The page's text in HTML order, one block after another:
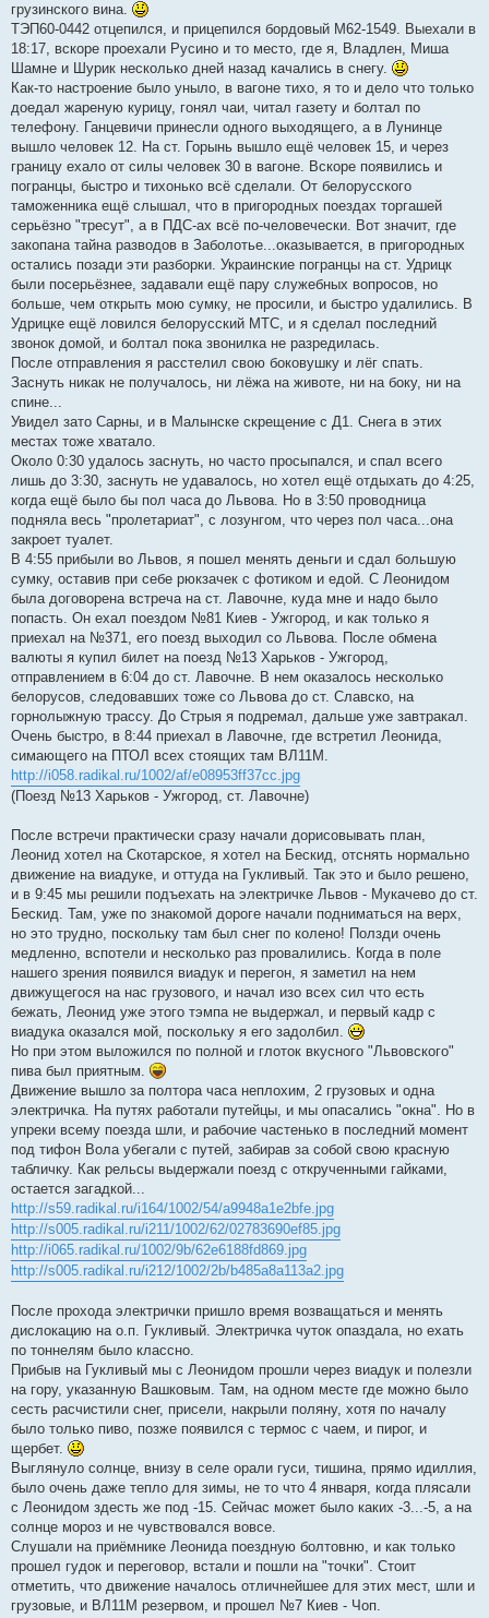
грузинского вина.
ТЭП60-0442 отцепился, и прицепился бордовый М62-1549. Выехали в
18:17, вскоре проехали Русино и то место, где я, Владлен, Миша
Шамне и Шурик несколько дней назад качались в снегу.
Как-то настроение было уныло, в вагоне тихо, я то и дело что только
доедал жареную курицу, гонял чаи, читал газету и болтал по
телефону. Ганцевичи принесли одного выходящего, а в Лунинце
вышло человек 12. На ст. Горынь вышло ещё человек 15, и через
границу ехало от силы человек 30 в вагоне. Вскоре появились и
погранцы, быстро и тихонько всё сделали. От белорусского
таможенника ещё слышал, что в пригородных поездах торгашей
серьёзно "тресут", а в ПДС-ах всё по-человечески. Вот значит, где
закопана тайна разводов в Заболотье...оказывается, в пригородных
остались позади эти разборки. Украинские погранцы на ст. Удрицк
были посерьёзнее, задавали ещё пару служебных вопросов, но
больше, чем открыть мою сумку, не просили, и быстро удалились. В
Удрицке ещё ловился белорусский МТС, и я сделал последний
звонок домой, и болтал пока звонилка не разредилась.
После отправления я расстелил свою боковушку и лёг спать.
Заснуть никак не получалось, ни лёжа на животе, ни на боку, ни на
спине...
Увидел зато Сарны, и в Малынске скрещение с Д1. Снега в этих
местах тоже хватало.
Около 0:30 удалось заснуть, но часто просыпался, и спал всего
лишь до 3:30, заснуть не удавалось, но хотел ещё отдыхать до 4:25,
когда ещё было бы пол часа до Львова. Но в 3:50 проводница
подняла весь "пролетариат", с лозунгом, что через пол часа...она
закроет туалет.
В 4:55 прибыли во Львов, я пошел менять деньги и сдал большую
сумку, оставив при себе рюкзачек с фотиком и едой. С Леонидом
была договорена встреча на ст. Лавочне, куда мне и надо было
попасть. Он ехал поездом №81 Киев - Ужгород, и как только я
приехал на №371, его поезд выходил со Львова. После обмена
валюты я купил билет на поезд №13 Харьков - Ужгород,
отправлением в 6:04 до ст. Лавочне. В нем оказалось несколько
белорусов, следовавших тоже со Львова до ст. Славско, на
горнолыжную трассу. До Стрыя я подремал, дальше уже завтракал.
Очень быстро, в 8:44 приехал в Лавочне, где встретил Леонида,
симающего на ПТОЛ всех стоящих там ВЛ11М.
http://i058.radikal.ru/1002/af/e08953ff37cc.jpg
(Поезд №13 Харьков - Ужгород, ст. Лавочне)
После встречи практически сразу начали дорисовывать план,
Леонид хотел на Скотарское, я хотел на Бескид, отснять нормально
движение на виадуке, и оттуда на Гукливый. Так это и было решено,
и в 9:45 мы решили подъехать на электричке Львов - Мукачево до ст.
Бескид. Там, уже по знакомой дороге начали подниматься на верх,
но это трудно, поскольку там был снег по колено! Ползди очень
медленно, вспотели и несколько раз провалились. Когда в поле
нашего зрения появился виадук и перегон, я заметил на нем
движущегося на нас грузового, и начал изо всех сил что есть
бежать, Леонид уже этого тэмпа не выдержал, и первый кадр с
виадука оказался мой, поскольку я его задолбил.
Но при этом выложился по полной и глоток вкусного "Львовского"
пива был приятным.
Движение вышло за полтора часа неплохим, 2 грузовых и одна
электричка. На путях работали путейцы, и мы опасались "окна". Но в
упреки всему поезда шли, и рабочие частенько в последний момент
под тифон Вола убегали с путей, забирав за собой свою красную
табличку. Как рельсы выдержали поезд с открученными гайками,
остается загадкой...
http://s59.radikal.ru/i164/1002/54/a9948a1e2bfe.jpg
http://s005.radikal.ru/i211/1002/62/02783690ef85.jpg
http://i065.radikal.ru/1002/9b/62e6188fd869.jpg
http://s005.radikal.ru/i212/1002/2b/b485a8a113a2.jpg
После прохода электрички пришло время возващаться и менять
дислокацию на о.п. Гукливый. Электричка чуток опаздала, но ехать
по тоннелям было классно.
Прибыв на Гукливый мы с Леонидом прошли через виадук и полезли
на гору, указанную Вашковым. Там, на одном месте где можно было
сесть расчистили снег, присели, накрыли поляну, хотя по началу
было только пиво, позже появился с термос с чаем, и пирог, и
щербет.
Выглянуло солнце, внизу в селе орали гуси, тишина, прямо идиллия,
было очень даже тепло для зимы, не то что 4 января, когда плясали
с Леонидом здесть же под -15. Сейчас может было каких -3...-5, а на
солнце мороз и не чувствовался вовсе.
Слушали на приёмнике Леонида поездную болтовню, и как только
прошел гудок и переговор, встали и пошли на "точки". Стоит
отметить, что движение началось отличнейшее для этих мест, шли и
грузовые, и ВЛ11М резервом, и прошел №7 Киев - Чоп.